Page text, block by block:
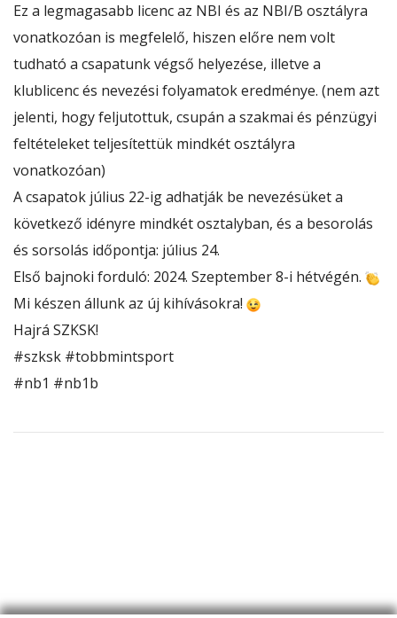
Ez a legmagasabb licenc az NBI és az NBI/B osztályra
vonatkozóan is megfelelő, hiszen előre nem volt
tudható a csapatunk végső helyezése, illetve a
klublicenc és nevezési folyamatok eredménye. (nem azt
jelenti, hogy feljutottuk, csupán a szakmai és pénzügyi
feltételeket teljesítettük mindkét osztályra
vonatkozóan)
Acsapatok július 22-ig adhatják be nevezésüket a
következő idényre mindkét osztalyban, és a besorolás
és sorsolás időpontja: július 24.
Első bajnoki forduló: 2024. Szeptember 8-i hétvégén.
Mi készen állunk az új kihívásokra!
Hajrá SZKSK!
#szksk #tobbmintsport
#nb1 #nb1b